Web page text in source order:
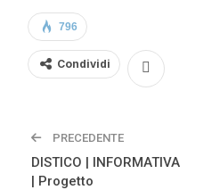
796
Condividi
PRECEDENTE
DISTICO | INFORMATIVA
| Progetto